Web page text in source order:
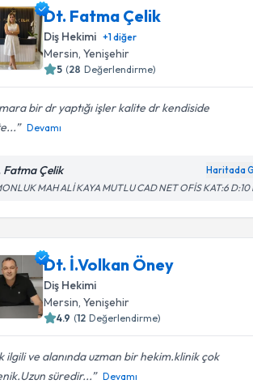
Dt. Fatma Çelik
Diş Hekimi +1diğer
Mersin, Yenişehir
5 (28 Değerlendirme)
bir dr yaptığı işler kalite dr kendiside
Devamı
Fatma Çelik Haritada
MAH ALİ KAYA MUTLU CAD NET OFİS KAT:6 D:10
Dt. İ.Volkan Öney
Diş Hekimi
Mersin, Yenişehir
4.9 (12 Değerlendirme)
ilgili ve alanında uzman bir hekim.klinik çok
süredir...
Devamı